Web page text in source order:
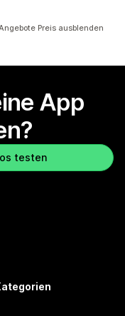
Preis ausblenden
App
testen